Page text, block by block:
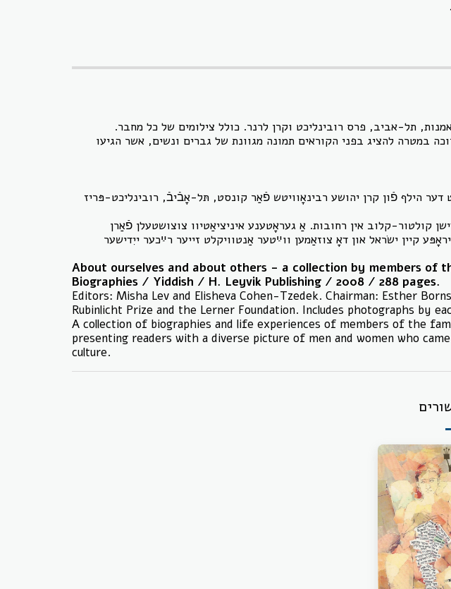
תל-אביב, פרס רובינליכט וקרן לרנר. כולל צילומים של כל מחבר.
במטרה להציג בפני הקוראים תמונה מגוונת של גברים ונשים, אשר הגיעו
הילף פֿון קרן יהושע רבינאָוויטש פֿאַר קונסט, תּל-אָבֿיבֿ, רובינליכט-פּריז
קולטור-קלוב אין רחובות. אַ געראָטענע איניציאַטיוו צוצושטעלן פֿאַרן
קיין ישׂראל און דאָ צוזאַמען ווײַטער אַנטוויקלט זייער רײַכער ייִדישער
About ourselves and about others - a collection by members of
Biographies / Yiddish / H. Leyvik Publishing / 2008 / 288 pages.
Editors: Misha Lev and Elisheva Cohen-Tzedek. Chairman: Esther
Rubinlicht Prize and the Lerner Foundation. Includes photographs by
A collection of biographies and life experiences of members of the
presenting readers with a diverse picture of men and women who
culture.